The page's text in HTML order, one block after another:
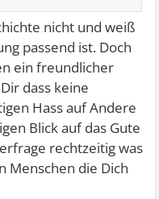
nicht und weiß
passend ist. Doch
ein freundlicher
dass keine
Hass auf Andere
Blick auf das Gute
rechtzeitig was
Menschen die Dich